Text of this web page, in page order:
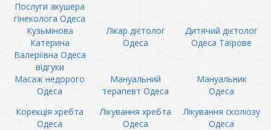
Послуги акушера
гінеколога Одеса
Кузьмінова
Катерина
Валеріївна Одеса
відгуки
Лікар дієтолог
Одеса
Дитячий дієтолог
Одеса Таїрове
Масаж недорого
Одеса
Мануальний
терапевт Одеса
Мануальник
Одеса
Корекція хребта
Одеса
Лікування хребта
Одеса
Лікування сколіозу
Одеса